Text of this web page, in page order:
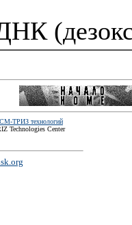
ТРИЗ технологий
Technologies Center